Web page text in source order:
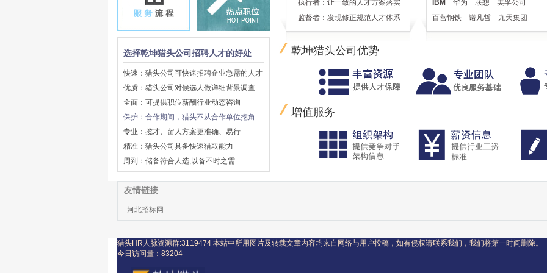
选择乾坤猎头公司招聘人才的好处
快速：猎头公司可快速招聘企业急需的人才
优质：猎头公司对候选人做详细背景调查
全面：可提供职位薪酬行业动态咨询
保护：合作期间，猎头不从合作单位挖角
专业：揽才、留人方案更准确、易行
精准：猎头公司具备快速猎取能力
周到：储备符合人选,以备不时之需
执行者：让一致的人才方案落实
监督者：发现修正规范人才体系
IBM 华为 联想
美孚公司
百营钢铁
诺凡哲 九天集团
乾坤猎头公司优势
增值服务
友情链接
河北招标网
猎头HR人脉资源群:3119474 本站中所用图片及转载文章内容均来自网络与用户投稿，如有侵权请联系我们，我们将第一时间删除。
今日访问量： 83204